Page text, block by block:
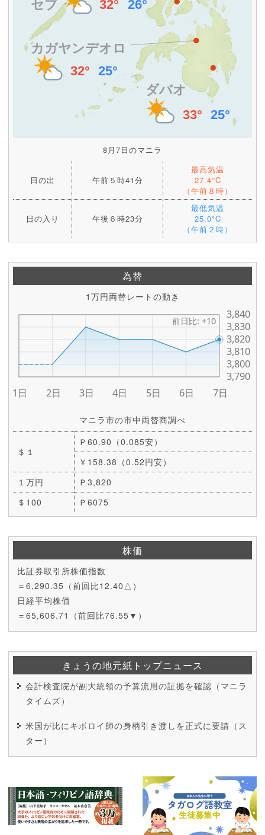
8月7日のマニラ
日の出 午前５時41分
最高気温
27.4°C
（午前８時）
日の入り 午後６時23分
最低気温
25.0°C
（午前２時）
為替
1万円両替レートの動き
マニラ市の市中両替商調べ
＄１
Ｐ60.90（0.085安）
￥158.38（0.52円安）
１万円
Ｐ3,820
＄100
Ｐ6075
株価
比証券取引所株価指数
＝6,290.35（前回比12.40△）
日経平均株価
＝65,606.71（前回比76.55▼）
きょうの地元紙トップニュース
会計検査院が副大統領の予算流用の証拠を確認（マニラ
タイムズ）
米国が比にキボロイ師の身柄引き渡しを正式に要請（ス
ター）